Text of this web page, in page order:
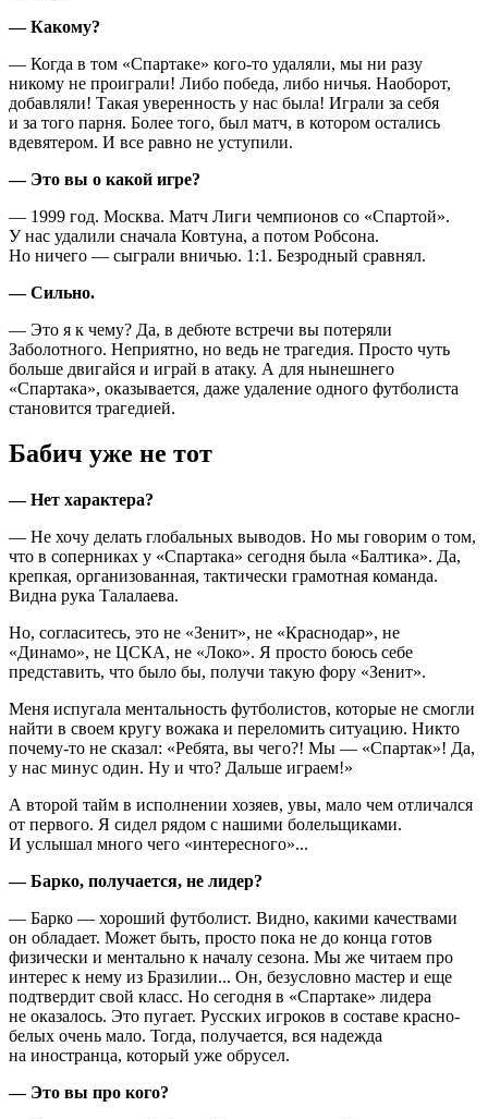
— Какому?
— Когда в том «Спартаке» кого-то удаляли, мы ни разу
никому не проиграли! Либо победа, либо ничья. Наоборот,
добавляли! Такая уверенность у нас была! Играли за себя
и за того парня. Более того, был матч, в котором остались
вдевятером. И все равно не уступили.
— Это вы о какой игре?
— 1999 год. Москва. Матч Лиги чемпионов со «Спартой».
У нас удалили сначала Ковтуна, а потом Робсона.
Но ничего — сыграли вничью. 1:1. Безродный сравнял.
— Сильно.
— Это я к чему? Да, в дебюте встречи вы потеряли
Заболотного. Неприятно, но ведь не трагедия. Просто чуть
больше двигайся и играй в атаку. А для нынешнего
«Спартака», оказывается, даже удаление одного футболиста
становится трагедией.
Бабич уже не тот
— Нет характера?
— Не хочу делать глобальных выводов. Но мы говорим о том,
что в соперниках у «Спартака» сегодня была «Балтика». Да,
крепкая, организованная, тактически грамотная команда.
Видна рука Талалаева.
Но, согласитесь, это не «Зенит», не «Краснодар», не
«Динамо», не ЦСКА, не «Локо». Я просто боюсь себе
представить, что было бы, получи такую фору «Зенит».
Меня испугала ментальность футболистов, которые не смогли
найти в своем кругу вожака и переломить ситуацию. Никто
почему-то не сказал: «Ребята, вы чего?! Мы — «Спартак»! Да,
у нас минус один. Ну и что? Дальше играем!»
А второй тайм в исполнении хозяев, увы, мало чем отличался
от первого. Я сидел рядом с нашими болельщиками.
И услышал много чего «интересного»...
— Барко, получается, не лидер?
— Барко — хороший футболист. Видно, какими качествами
он обладает. Может быть, просто пока не до конца готов
физически и ментально к началу сезона. Мы же читаем про
интерес к нему из Бразилии... Он, безусловно мастер и еще
подтвердит свой класс. Но сегодня в «Спартаке» лидера
не оказалось. Это пугает. Русских игроков в составе красно-
белых очень мало. Тогда, получается, вся надежда
на иностранца, который уже обрусел.
— Это вы про кого?